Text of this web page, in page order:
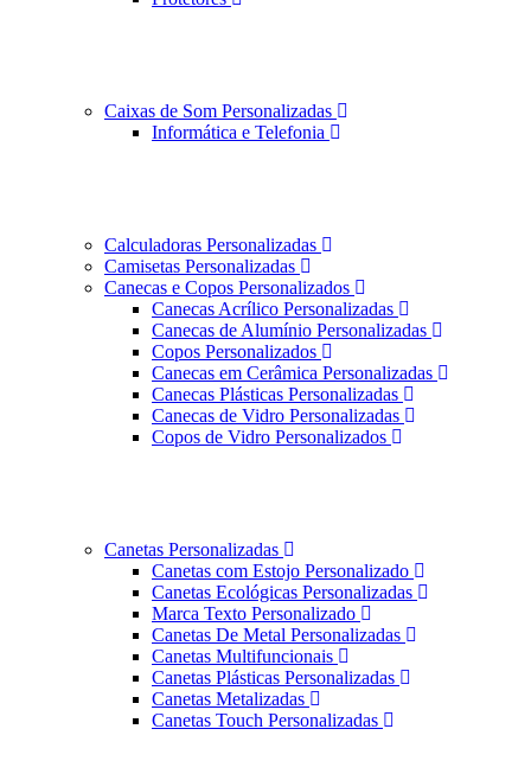
Caixas de Som Personalizadas
Informática e Telefonia
Calculadoras Personalizadas
Camisetas Personalizadas
Canecas e Copos Personalizados
Canecas Acrílico Personalizadas
Canecas de Alumínio Personalizadas
Copos Personalizados
Canecas em Cerâmica Personalizadas
Canecas Plásticas Personalizadas
Canecas de Vidro Personalizadas
Copos de Vidro Personalizados
Canetas Personalizadas
Canetas com Estojo Personalizado
Canetas Ecológicas Personalizadas
Marca Texto Personalizado
Canetas De Metal Personalizadas
Canetas Multifuncionais
Canetas Plásticas Personalizadas
Canetas Metalizadas
Canetas Touch Personalizadas